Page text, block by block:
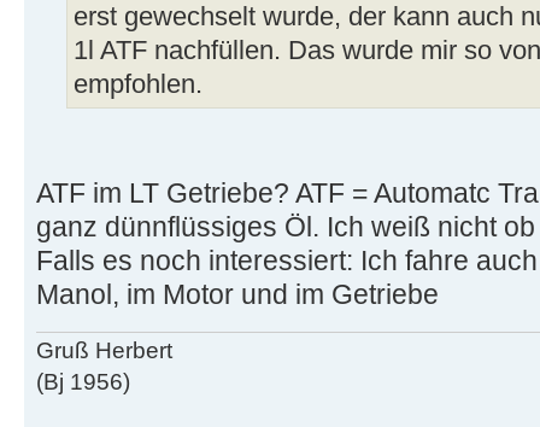
erst gewechselt wurde, der kann auch
1l ATF nachfüllen. Das wurde mir so
empfohlen.
ATF im LT Getriebe? ATF = Automatc
ganz dünnflüssiges Öl. Ich weiß nicht
Falls es noch interessiert: Ich fahre
Manol, im Motor und im Getriebe
Gruß Herbert
(Bj 1956)